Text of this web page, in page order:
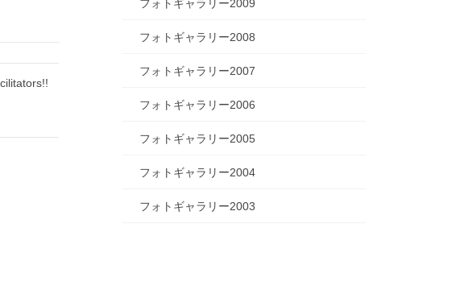
フォトギャラリー2009
フォトギャラリー2008
フォトギャラリー2007
フォトギャラリー2006
フォトギャラリー2005
フォトギャラリー2004
フォトギャラリー2003